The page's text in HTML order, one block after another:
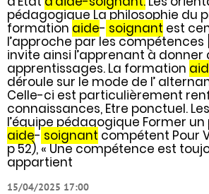
pédagogique La philosophie du
formation aide- soignant est
l’approche par les compétences
invite ainsi l’apprenant à donner
apprentissages. La formation
déroule sur le mode de l’
Celle-ci est particulièrement
connaissances, Etre ponctuel.
l’équipe pédagogique Former
aide- soignant compétent Pour
p 52), « Une compétence est
appartient
15/04/2025 17:00